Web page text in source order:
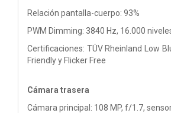
Relación pantalla-cuerpo: 93%
PWM Dimming: 3840 Hz, 16.000
Certificaciones: TÜV Rheinland Low
Friendly y Flicker Free
Cámara trasera
Cámara principal: 108 MP, f/1.7,